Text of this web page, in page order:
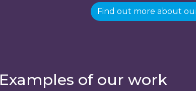
Find out more about
Examples of our work